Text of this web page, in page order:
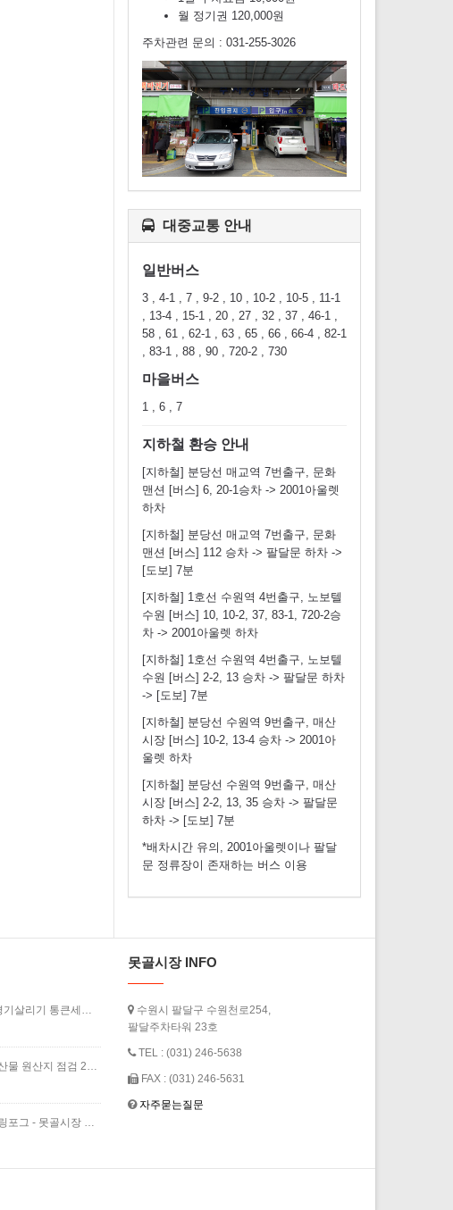
월 정기권 120,000원
주차관련 문의 : 031-255-3026
대중교통 안내
일반버스
3 , 4-1 , 7 , 9-2 , 10 , 10-2 , 10-5 , 11-1
, 13-4 , 15-1 , 20 , 27 , 32 , 37 , 46-1 ,
58 , 61 , 62-1 , 63 , 65 , 66 , 66-4 , 82-1
, 83-1 , 88 , 90 , 720-2 , 730
마을버스
1 , 6 , 7
지하철 환승 안내
[지하철] 분당선 매교역 7번출구, 문화
맨션 [버스] 6, 20-1승차 -> 2001아울렛
하차
[지하철] 분당선 매교역 7번출구, 문화
맨션 [버스] 112 승차 -> 팔달문 하차 ->
[도보] 7분
[지하철] 1호선 수원역 4번출구, 노보텔
수원 [버스] 10, 10-2, 37, 83-1, 720-2승
차 -> 2001아울렛 하차
[지하철] 1호선 수원역 4번출구, 노보텔
수원 [버스] 2-2, 13 승차 -> 팔달문 하차
-> [도보] 7분
[지하철] 분당선 수원역 9번출구, 매산
시장 [버스] 10-2, 13-4 승차 -> 2001아
울렛 하차
[지하철] 분당선 수원역 9번출구, 매산
시장 [버스] 2-2, 13, 35 승차 -> 팔달문
하차 -> [도보] 7분
*배차시간 유의, 2001아울렛이나 팔달
문 정류장이 존재하는 버스 이용
못골시장 INFO
수원시 팔달구 수원천로254,
팔달주차타워 23호
TEL : (031) 246-5638
FAX : (031) 246-5631
자주묻는질문